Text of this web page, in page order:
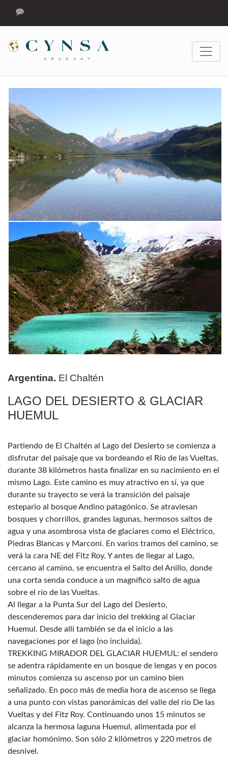
Argentina. El Chaltén
LAGO DEL DESIERTO & GLACIAR
HUEMUL
Partiendo de El Chaltén al Lago del Desierto se comienza a
disfrutar del paisaje que va bordeando el Río de las Vueltas,
durante 38 kilómetros hasta finalizar en su nacimiento en el
mismo Lago. Este camino es muy atractivo en sí, ya que
durante su trayecto se verá la transición del paisaje
estepario al bosque Andino patagónico. Se atraviesan
bosques y chorrillos, grandes lagunas, hermosos saltos de
agua y una asombrosa vista de glaciares como el Eléctrico,
Piedras Blancas y Marconi. En varios tramos del camino, se
verá la cara NE del Fitz Roy. Y antes de llegar al Lago,
cercano al camino, se encuentra el Salto del Anillo, donde
una corta senda conduce a un magnífico salto de agua
sobre el río de las Vueltas.
Al llegar a la Punta Sur del Lago del Desierto,
descenderemos para dar inicio del trekking al Glaciar
Huemul. Desde allí también se da el inicio a las
navegaciones por el lago (no incluida).
TREKKING MIRADOR DEL GLACIAR HUEMUL: el sendero
se adentra rápidamente en un bosque de lengas y en pocos
minutos comienza su ascenso por un camino bien
señalizado. En poco más de media hora de ascenso se llega
a una punto con vistas panorámicas del valle del río De las
Vueltas y del Fitz Roy. Continuando unos 15 minutos se
alcanza la hermosa laguna Huemul, alimentada por el
glaciar homónimo. Son sólo 2 kilómetros y 220 metros de
desnivel.